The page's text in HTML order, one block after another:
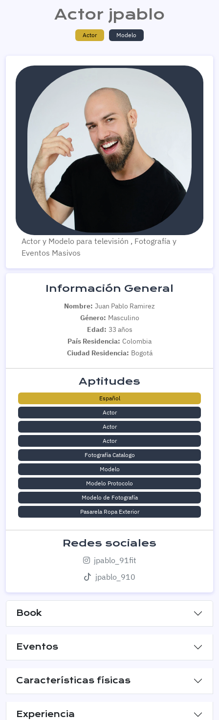
Actor jpablo
Actor Modelo
Actor y Modelo para televisión , Fotografía y
Eventos Masivos
Información General
Nombre: Juan Pablo Ramirez
Género: Masculino
Edad: 33 años
País Residencia: Colombia
Ciudad Residencia: Bogotá
Aptitudes
Español
Actor
Actor
Actor
Fotografía Catalogo
Modelo
Modelo Protocolo
Modelo de Fotografía
Pasarela Ropa Exterior
Redes sociales
jpablo_91fit
jpablo_910
Book
Eventos
Características físicas
Experiencia